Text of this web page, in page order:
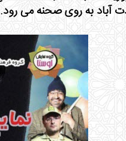
آباد به روی صحنه می رود.